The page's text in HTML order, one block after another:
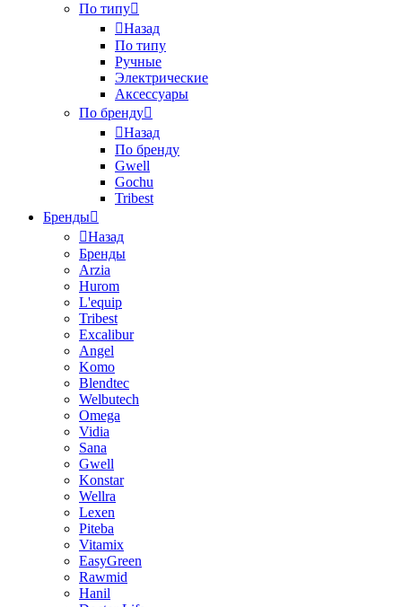
По типу
Назад
По типу
Ручные
Электрические
Аксессуары
По бренду
Назад
По бренду
Gwell
Gochu
Tribest
Бренды
Назад
Бренды
Arzia
Hurom
L'equip
Tribest
Excalibur
Angel
Komo
Blendtec
Welbutech
Omega
Vidia
Sana
Gwell
Konstar
Wellra
Lexen
Piteba
Vitamix
EasyGreen
Rawmid
Hanil